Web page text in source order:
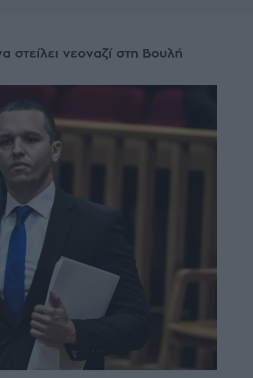
στείλει νεοναζί στη Βουλή